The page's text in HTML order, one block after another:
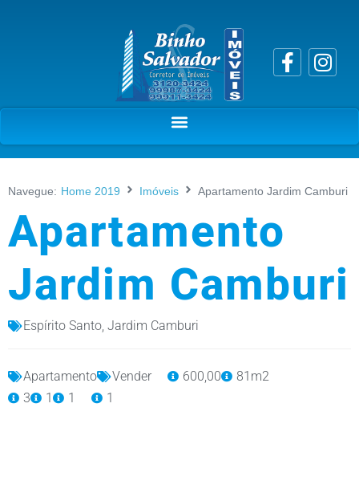
Navegue: Home 2019 Imóveis Apartamento Jardim Camburi
Apartamento
Jardim Camburi
Espírito Santo, Jardim Camburi
Apartamento Vender 600,00
81m2
3
1 1 1